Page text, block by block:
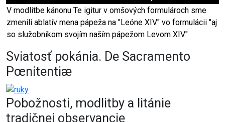
V modlitbe kánonu Te igitur v omšových formulároch sme
zmenili ablatív mena pápeža na "Leóne XIV." vo formulácii "aj
so služobníkom svojím naším pápežom Levom XIV."
Sviatosť pokánia. De Sacramento
Pœnitentiæ
Pobožnosti, modlitby a litánie
tradičnej observancie